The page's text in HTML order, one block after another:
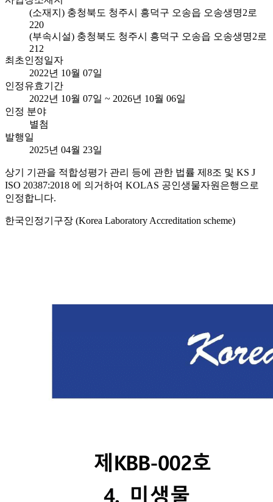
(소재지) 충청북도 청주시 흥덕구 오송읍 오송생명2로
220
(부속시설) 충청북도 청주시 흥덕구 오송읍 오송생명2로
212
최초인정일자
2022년 10월 07일
인정유효기간
2022년 10월 07일 ~ 2026년 10월 06일
인정 분야
별첨
발행일
2025년 04월 23일
상기 기관을 적합성평가 관리 등에 관한 법률 제8조 및 KS J
ISO 20387:2018 에 의거하여 KOLAS 공인생물자원은행으로
인정합니다.
한국인정기구장 (Korea Laboratory Accreditation scheme)